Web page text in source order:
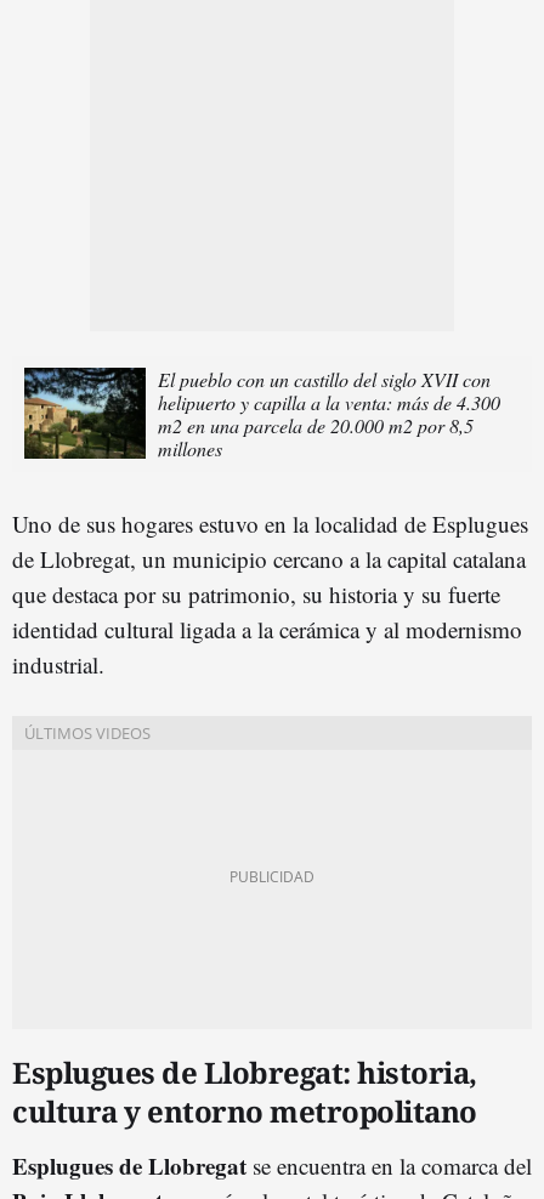
El pueblo con un castillo del siglo XVII con
helipuerto y capilla a la venta: más de 4.300
m2 en una parcela de 20.000 m2 por 8,5
millones
Uno de sus hogares estuvo en la localidad de Esplugues
de Llobregat, un municipio cercano a la capital catalana
que destaca por su patrimonio, su historia y su fuerte
identidad cultural ligada a la cerámica y al modernismo
industrial.
Esplugues de Llobregat: historia,
cultura y entorno metropolitano
Esplugues de Llobregat se encuentra en la comarca del